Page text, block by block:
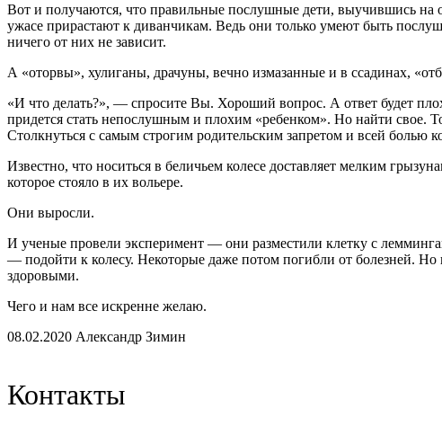
Вот и получаются, что правильные послушные дети, выучившись на
ужасе прирастают к диванчикам. Ведь они только умеют быть
ничего от них не зависит.
А «оторвы», хулиганы, драчуны, вечно измазанные и в ссадинах,
«И что делать?», — спросите Вы. Хороший вопрос. А ответ будет
придется стать непослушным и плохим «ребенком». Но найти свое.
Столкнуться с самым строгим родительским запретом и всей болью
Известно, что носиться в беличьем колесе доставляет мелким
которое стояло в их вольере.
Они выросли.
И ученые провели эксперимент — они разместили клетку с
— подойти к колесу. Некоторые даже потом погибли от болезней.
здоровыми.
Чего и нам все искренне желаю.
08.02.2020 Александр Зимин
Контакты